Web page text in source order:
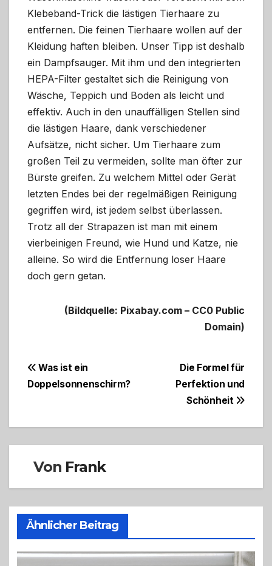
Klebeband-Trick die lästigen Tierhaare zu
entfernen. Die feinen Tierhaare wollen auf der
Kleidung haften bleiben. Unser Tipp ist deshalb
ein Dampfsauger. Mit ihm und den integrierten
HEPA-Filter gestaltet sich die Reinigung von
Wäsche, Teppich und Boden als leicht und
effektiv. Auch in den unauffälligen Stellen sind
die lästigen Haare, dank verschiedener
Aufsätze, nicht sicher. Um Tierhaare zum
großen Teil zu vermeiden, sollte man öfter zur
Bürste greifen. Zu welchem Mittel oder Gerät
letzten Endes bei der regelmäßigen Reinigung
gegriffen wird, ist jedem selbst überlassen.
Trotz all der Strapazen ist man mit einem
vierbeinigen Freund, wie Hund und Katze, nie
alleine. So wird die Entfernung loser Haare
doch gern getan.
(Bildquelle: Pixabay.com – CC0 Public
Domain)
BeitragsnavigationDie Formel für
Perfektion und
Schönheit
Was ist ein
Doppelsonnenschirm?
Von Frank
Ähnlicher Beitrag